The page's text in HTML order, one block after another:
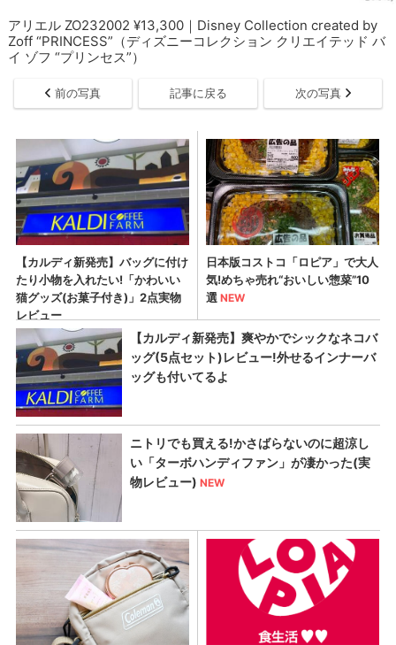
アリエル ZO232002 ¥13,300｜Disney Collection created by
Zoff “PRINCESS”（ディズニーコレクション クリエイテッド バ
イ ゾフ “プリンセス”）
前の写真 記事に戻る 次の写真